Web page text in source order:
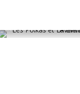
ACTUALITÉS